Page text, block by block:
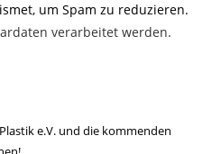
um Spam zu reduzieren.
verarbeitet werden.
e.V. und die kommenden